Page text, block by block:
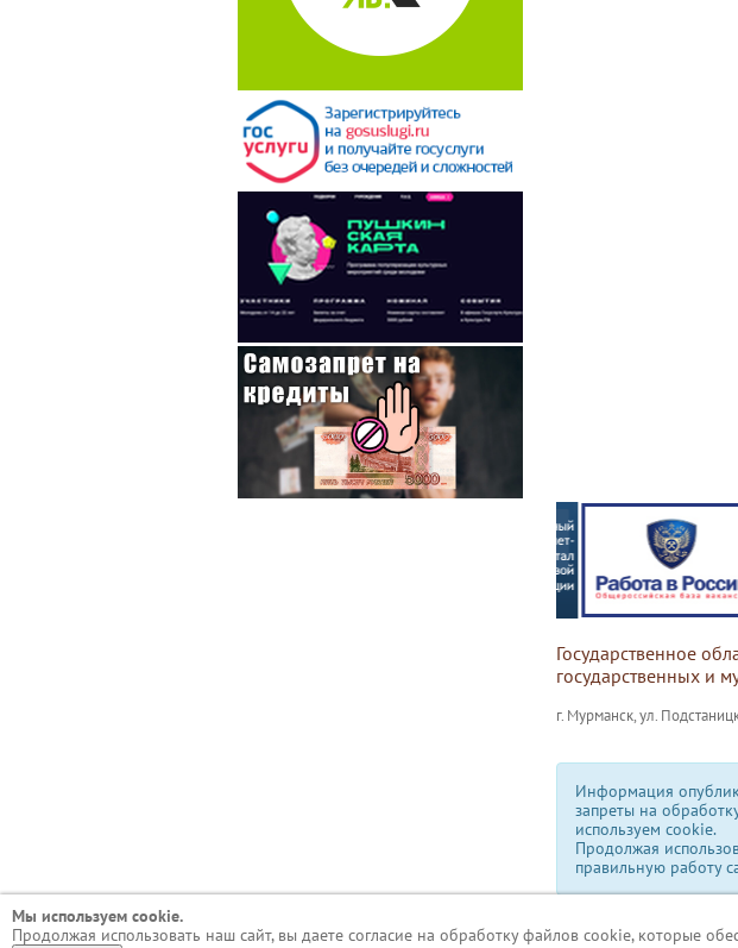
Государственное
государственных и
г. Мурманск, ул.
Информация
запреты на
используем сookie.
Продолжая
правильную работу
Мы используем сookie.
Продолжая использовать наш сайт, вы даете согласие на обработку файлов cookie, которые